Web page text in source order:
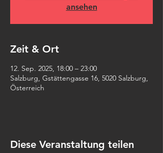
ansehen
Zeit & Ort
12. Sep. 2025, 18:00 – 23:00
Salzburg, Gstättengasse 16, 5020 Salzburg,
Österreich
Diese Veranstaltung teilen